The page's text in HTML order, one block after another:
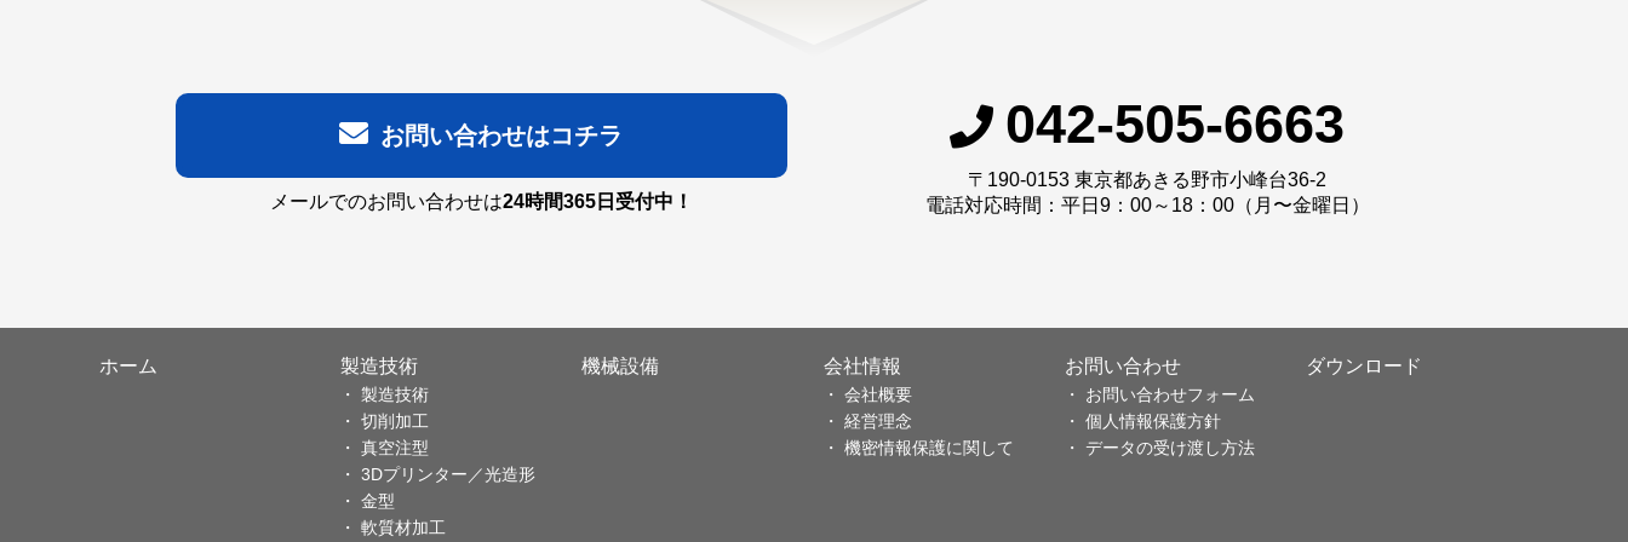
お問い合わせはコチラ
メールでのお問い合わせは24時間365日受付中！
042-505-6663
〒190-0153 東京都あきる野市小峰台36-2
電話対応時間：平日9：00～18：00（月〜金曜日）
ホーム 製造技術
製造技術
切削加工
真空注型
3Dプリンター／光造形
金型
軟質材加工
機械設備 会社情報
会社概要
経営理念
機密情報保護に関して
お問い合わせ
お問い合わせフォーム
個人情報保護方針
データの受け渡し方法
ダウンロード